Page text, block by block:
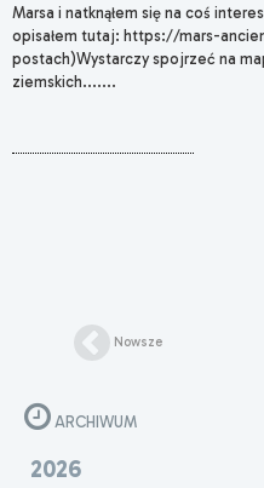
Marsa i natknąłem się na coś
opisałem tutaj: https://mars-
postach)Wystarczy spojrzeć na
ziemskich.......
Nowsze
ARCHIWUM
2026